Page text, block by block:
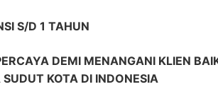
S/D 1 TAHUN
DEMI MENANGANI KLIEN
SUDUT KOTA DI INDONESIA